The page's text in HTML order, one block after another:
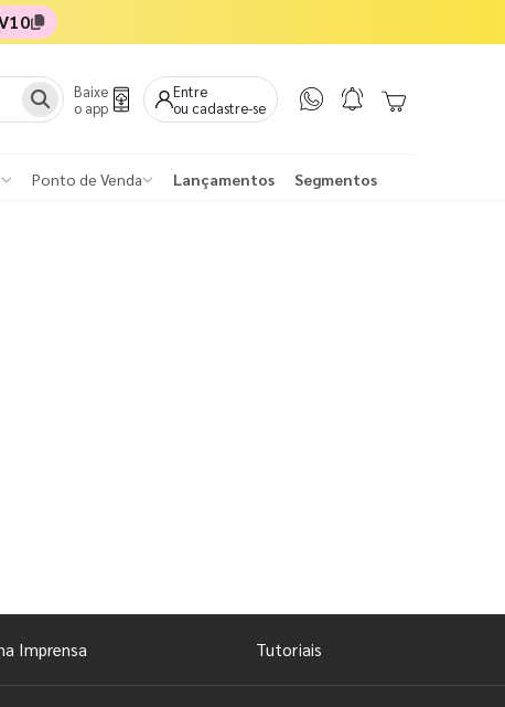
Baixe
o app
Entre
ou cadastre-se
Ponto de Venda Lançamentos Segmentos
Imprensa Tutoriais